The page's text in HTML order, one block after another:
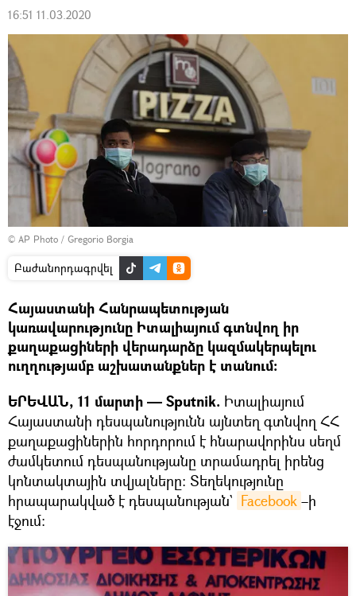
16:51 11.03.2020
© AP Photo / Gregorio Borgia
Բաժանորդագրվել
Հայաստանի Հանրապետության
կառավարությունը Իտալիայում գտնվող իր
քաղաքացիների վերադարձը կազմակերպելու
ուղղությամբ աշխատանքներ է տանում։
ԵՐԵՎԱՆ, 11 մարտի — Sputnik. Իտալիայում
Հայաստանի դեսպանությունն այնտեղ գտնվող ՀՀ
քաղաքացիներին հորդորում է հնարավորինս սեղմ
ժամկետում դեսպանությանը տրամադրել իրենց
կոնտակտային տվյալները։ Տեղեկությունը
հրապարակված է դեսպանության` Facebook –ի
էջում։